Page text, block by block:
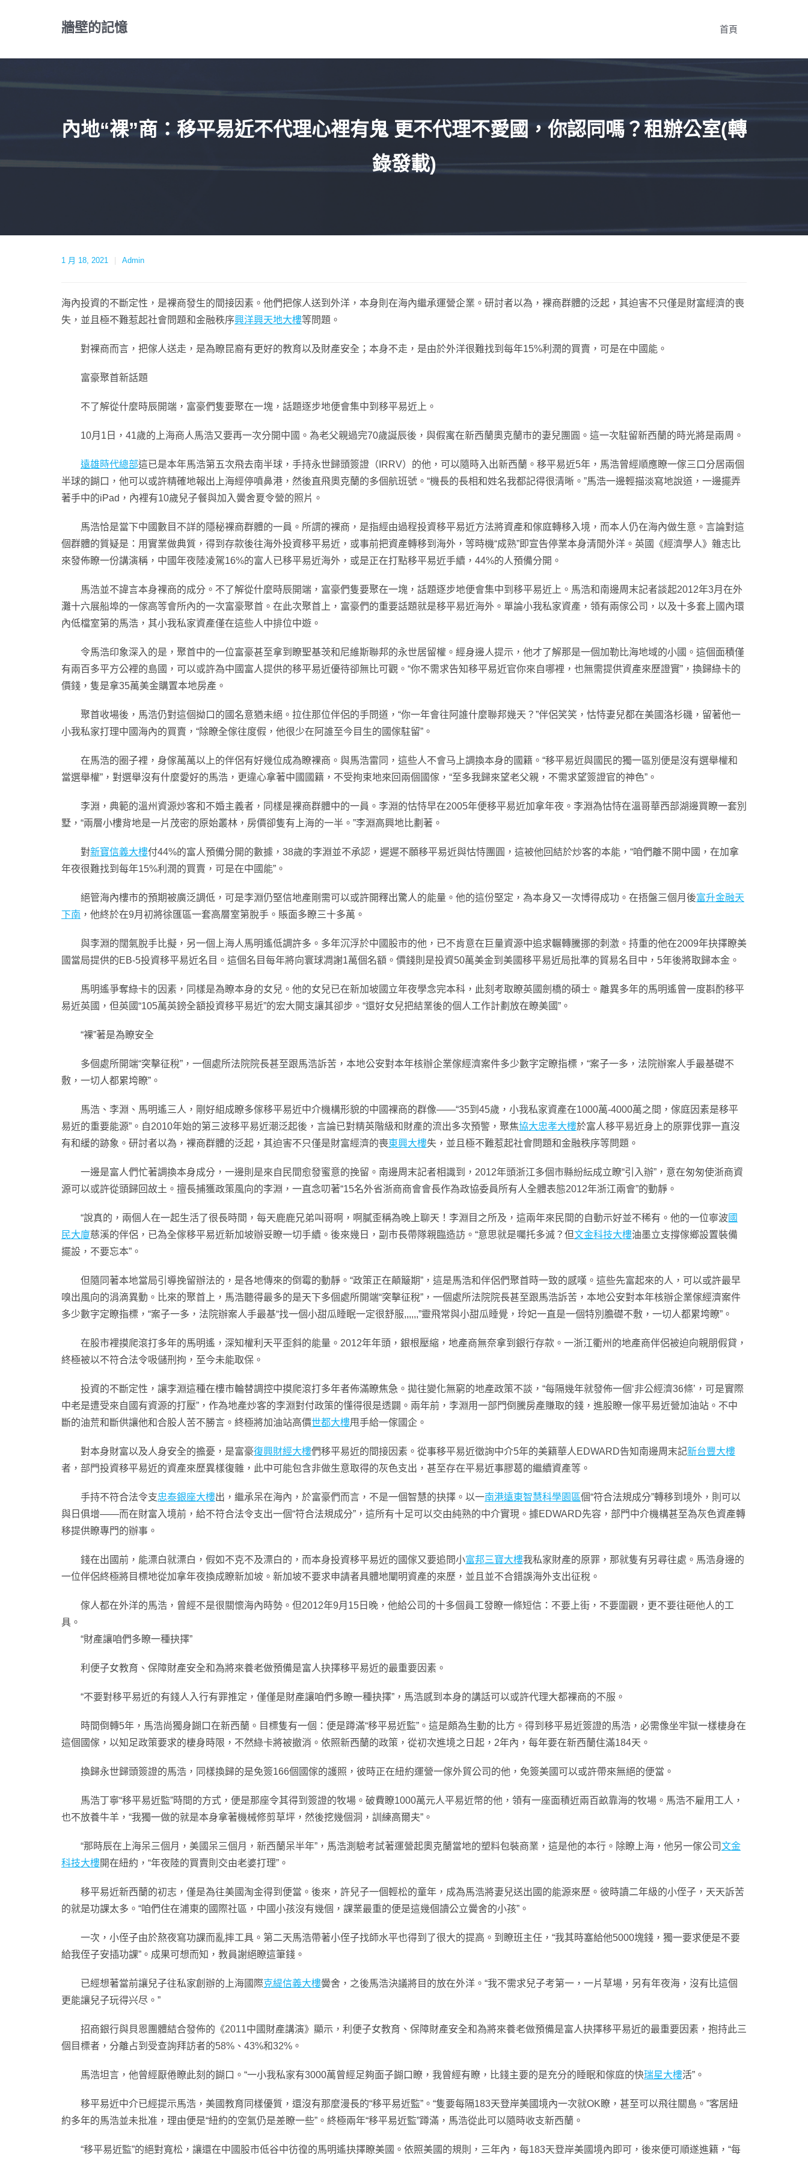
牆壁的記憶 首頁
內地“裸”商：移平易近不代理心裡有鬼 更不代理不愛國，你認同嗎？租辦公室(轉
錄發載)
1 月 18, 2021 Admin
海內投資的不斷定性，是裸商發生的間接因素。他們把傢人送到外洋，本身則在海內繼承運營企業。研討者以為，裸商群體的泛起，其迫害不只僅是財富經濟的喪
失，並且極不難惹起社會問題和金融秩序興洋興天地大樓等問題。
對裸商而言，把傢人送走，是為瞭昆裔有更好的教育以及財產安全；本身不走，是由於外洋很難找到每年15%利潤的買賣，可是在中國能。
富豪聚首新話題
不了解從什麼時辰開端，富豪們隻要聚在一塊，話題逐步地便會集中到移平易近上。
10月1日，41歲的上海商人馬浩又要再一次分開中國。為老父親過完70歲誕辰後，與假寓在新西蘭奧克蘭市的妻兒團圓。這一次駐留新西蘭的時光將是兩周。
遠雄時代總部這已是本年馬浩第五次飛去南半球，手持永世歸頭簽證（IRRV）的他，可以隨時入出新西蘭。移平易近5年，馬浩曾經順應瞭一傢三口分居兩個
半球的餬口，他可以或許精確地報出上海經停噴鼻港，然後直飛奧克蘭的多個航班號。“機長的長相和姓名我都記得很清晰。”馬浩一邊輕描淡寫地說道，一邊擺弄
著手中的iPad，內裡有10歲兒子餐與加入黌舍夏令營的照片。
馬浩恰是當下中國數目不詳的隱秘裸商群體的一員。所謂的裸商，是指經由過程投資移平易近方法將資產和傢庭轉移入境，而本人仍在海內做生意。言論對這
個群體的質疑是：用實業做典質，得到存款後往海外投資移平易近，或事前把資產轉移到海外，等時機“成熟”即宣告停業本身清閒外洋。英國《經濟學人》雜志比
來發佈瞭一份講演稱，中國年夜陸凌駕16%的富人已移平易近海外，或是正在打點移平易近手續，44%的人預備分開。
馬浩並不諱言本身裸商的成分。不了解從什麼時辰開端，富豪們隻要聚在一塊，話題逐步地便會集中到移平易近上。馬浩和南邊周末記者談起2012年3月在外
灘十六展船埠的一傢高等會所內的一次富豪聚首。在此次聚首上，富豪們的重要話題就是移平易近海外。單論小我私家資產，領有兩傢公司，以及十多套上國內環
內低檔室第的馬浩，其小我私家資產僅在這些人中排位中遊。
令馬浩印象深入的是，聚首中的一位富豪甚至拿到瞭聖基茨和尼維斯聯邦的永世居留權。經身邊人提示，他才了解那是一個加勒比海地域的小國。這個面積僅
有兩百多平方公裡的島國，可以或許為中國富人提供的移平易近優待卻無比可觀。“你不需求告知移平易近官你來自哪裡，也無需提供資產來歷證實”，換歸綠卡的
價錢，隻是拿35萬美金購置本地房產。
聚首收場後，馬浩仍對這個拗口的國名意猶未絕。拉住那位伴侶的手問道，“你一年會往阿誰什麼聯邦幾天？”伴侶笑笑，怙恃妻兒都在美國洛杉磯，留著他一
小我私家打理中國海內的買賣，“除瞭全傢往度假，他很少在阿誰至今目生的國傢駐留”。
在馬浩的圈子裡，身傢萬萬以上的伴侶有好幾位成為瞭裸商。與馬浩雷同，這些人不會马上調換本身的國籍。“移平易近與國民的獨一區別便是沒有選舉權和
當選舉權”，對選舉沒有什麼愛好的馬浩，更違心拿著中國國籍，不受拘束地來回兩個國傢，“至多我歸來望老父親，不需求望簽證官的神色”。
李淵，典範的溫州資源炒客和不婚主義者，同樣是裸商群體中的一員。李淵的怙恃早在2005年便移平易近加拿年夜。李淵為怙恃在溫哥華西部湖邊買瞭一套別
墅，“兩層小樓背地是一片茂密的原始叢林，房價卻隻有上海的一半。”李淵高興地比劃著。
對新寶信義大樓付44%的富人預備分開的數據，38歲的李淵並不承認，遲遲不願移平易近與怙恃團圓，這被他回結於炒客的本能，“咱們離不開中國，在加拿
年夜很難找到每年15%利潤的買賣，可是在中國能”。
絕管海內樓市的預期被廣泛調低，可是李淵仍堅信地產剛需可以或許開釋出驚人的能量。他的這份堅定，為本身又一次博得成功。在捂盤三個月後富升金融天
下南 ，他終於在9月初將徐匯區一套高層室第脫手。賬面多瞭三十多萬。
與李淵的闊氣脫手比擬，另一個上海人馬明遙低調許多。多年沉浮於中國股市的他，已不肯意在巨量資源中追求輾轉騰挪的刺激。持重的他在2009年抉擇瞭美
國當局提供的EB-5投資移平易近名目。這個名目每年將向寰球凋謝1萬個名額。價錢則是投資50萬美金到美國移平易近局批準的貿易名目中，5年後將取歸本金。
馬明遙爭奪綠卡的因素，同樣是為瞭本身的女兒。他的女兒已在新加坡國立年夜學念完本科，此刻考取瞭英國劍橋的碩士。離異多年的馬明遙曾一度斟酌移平
易近英國，但英國“105萬英鎊全額投資移平易近”的宏大開支讓其卻步。“還好女兒把結業後的個人工作計劃放在瞭美國”。
“裸”著是為瞭安全
多個處所開端“突擊征稅”，一個處所法院院長甚至跟馬浩訴苦，本地公安對本年核辦企業傢經濟案件多少數字定瞭指標，“案子一多，法院辦案人手最基礎不
敷，一切人都累垮瞭”。
馬浩、李淵、馬明遙三人，剛好組成瞭多傢移平易近中介機構形貌的中國裸商的群像——“35到45歲，小我私家資產在1000萬-4000萬之間，傢庭因素是移平
易近的重要能源”。自2010年始的第三波移平易近潮泛起後，言論已對精英階級和財產的流出多次預警，聚焦協大忠孝大樓於富人移平易近身上的原罪伐罪一直沒
有和緩的跡象。研討者以為，裸商群體的泛起，其迫害不只僅是財富經濟的喪東興大樓失，並且極不難惹起社會問題和金融秩序等問題。
一邊是富人們忙著調換本身成分，一邊則是來自民間愈發蜜意的挽留。南邊周末記者相識到，2012年頭浙江多個市縣紛紜成立瞭“引入辦”，意在匆匆使浙商資
源可以或許從頭歸回故土。擅長捕獲政策風向的李淵，一直念叨著“15名外省浙商商會會長作為政協委員所有人全體表態2012年浙江兩會”的動靜。
“說真的，兩個人在一起生活了很長時間，每天鹿鹿兄弟叫哥啊，啊膩歪稱為晚上聊天！李淵目之所及，這兩年來民間的自動示好並不稀有。他的一位寧波國
民大廈慈溪的伴侶，已為全傢移平易近新加坡辦妥瞭一切手續。後來幾日，副市長帶隊親臨造訪。“意思就是囑托多滅？但文金科技大樓油墨立支撐傢鄉設置裝備
擺設，不要忘本”。
但隨同著本地當局引導挽留辦法的，是各地傳來的倒霉的動靜。“政策正在顛簸期”，這是馬浩和伴侶們聚首時一致的感嘆。這些先富起來的人，可以或許最早
嗅出風向的涓滴異動。比來的聚首上，馬浩聽得最多的是天下多個處所開端“突擊征稅”，一個處所法院院長甚至跟馬浩訴苦，本地公安對本年核辦企業傢經濟案件
多少數字定瞭指標，“案子一多，法院辦案人手最基“找一個小甜瓜睡眠一定很舒服,,,,,,”靈飛常與小甜瓜睡覺，玲妃一直是一個特別膽礎不敷，一切人都累垮瞭”。
在股市裡摸爬滾打多年的馬明遙，深知權利天平歪斜的能量。2012年年頭，銀根壓縮，地產商無奈拿到銀行存款。一浙江衢州的地產商伴侶被迫向親朋假貸，
終極被以不符合法令吸儲刑拘，至今未能取保。
投資的不斷定性，讓李淵這種在樓市輪替調控中摸爬滾打多年者佈滿瞭焦急。拋往變化無窮的地產政策不談，“每隔幾年就發佈一個‘非公經濟36條’，可是實際
中老是遭受來自國有資源的打壓”，作為地產炒客的李淵對付政策的懂得很是透闢。兩年前，李淵用一部門倒騰房產賺取的錢，進股瞭一傢平易近營加油站。不中
斷的油荒和斷供讓他和合股人苦不勝言。終極將加油站高價世都大樓甩手給一傢國企。
對本身財富以及人身安全的擔憂，是富豪復興財經大樓們移平易近的間接因素。從事移平易近徵詢中介5年的美籍華人EDWARD告知南邊周末記新台豐大樓
者，部門投資移平易近的資產來歷異樣復雜，此中可能包含非做生意取得的灰色支出，甚至存在平易近事膠葛的繼續資產等。
手持不符合法令支忠泰銀座大樓出，繼承呆在海內，於富豪們而言，不是一個智慧的抉擇。以一南港遠東智慧科學園區個“符合法規成分”轉移到境外，則可以
與日俱增——而在財富入境前，給不符合法令支出一個“符合法規成分”，這所有十足可以交由純熟的中介實現。據EDWARD先容，部門中介機構甚至為灰色資產轉
移提供瞭專門的辦事。
錢在出國前，能漂白就漂白，假如不克不及漂白的，而本身投資移平易近的國傢又要追問小富邦三寶大樓我私家財產的原罪，那就隻有另尋往處。馬浩身邊的
一位伴侶終極將目標地從加拿年夜換成瞭新加坡。新加坡不要求申請者具體地闡明資產的來歷，並且並不合錯誤海外支出征稅。
傢人都在外洋的馬浩，曾經不是很關懷海內時勢。但2012年9月15日晚，他給公司的十多個員工發瞭一條短信：不要上街，不要圍觀，更不要往砸他人的工
具。
“財產讓咱們多瞭一種抉擇”
利便子女教育、保障財產安全和為將來養老做預備是富人抉擇移平易近的最重要因素。
“不要對移平易近的有錢人入行有罪推定，僅僅是財產讓咱們多瞭一種抉擇”，馬浩感到本身的講話可以或許代理大都裸商的不服。
時間倒轉5年，馬浩尚獨身餬口在新西蘭。目標隻有一個：便是蹲滿“移平易近監”。這是頗為生動的比方。得到移平易近簽證的馬浩，必需像坐牢獄一樣棲身在
這個國傢，以知足政策要求的棲身時限，不然綠卡將被撤消。依照新西蘭的政策，從初次進境之日起，2年內，每年要在新西蘭住滿184天。
換歸永世歸頭簽證的馬浩，同樣換歸的是免簽166個國傢的護照，彼時正在紐約運營一傢外貿公司的他，免簽美國可以或許帶來無絕的便當。
馬浩丁寧“移平易近監”時間的方式，便是那座令其得到簽證的牧場。破費瞭1000萬元人平易近幣的他，領有一座面積近兩百畝靠海的牧場。馬浩不雇用工人，
也不放養牛羊，“我獨一做的就是本身拿著機械修剪草坪，然後挖幾個洞，訓練高爾夫”。
“那時辰在上海呆三個月，美國呆三個月，新西蘭呆半年”，馬浩測驗考試著運營起奧克蘭當地的塑料包裝商業，這是他的本行。除瞭上海，他另一傢公司文金
科技大樓開在紐約，“年夜陸的買賣則交由老婆打理”。
移平易近新西蘭的初志，僅是為往美國淘金得到便當。後來，許兒子一個輕松的童年，成為馬浩將妻兒送出國的能源來歷。彼時讀二年級的小侄子，天天訴苦
的就是功課太多。“咱們住在浦東的國際社區，中國小孩沒有幾個，課業最重的便是這幾個讀公立黌舍的小孩”。
一次，小侄子由於熬夜寫功課而亂摔工具。第二天馬浩帶著小侄子找師水平也得到了很大的提高。到瞭班主任，“我其時塞給他5000塊錢，獨一要求便是不要
給我侄子安插功課”。成果可想而知，教員謝絕瞭這筆錢。
已經想著當前讓兒子往私家創辦的上海國際克緹信義大樓黌舍，之後馬浩決議將目的放在外洋。“我不需求兒子考第一，一片草場，另有年夜海，沒有比這個
更能讓兒子玩得兴尽。”
招商銀行與貝恩團體結合發佈的《2011中國財產講演》顯示，利便子女教育、保障財產安全和為將來養老做預備是富人抉擇移平易近的最重要因素，抱持此三
個目標者，分離占到受查詢拜訪者的58%、43%和32%。
馬浩坦言，他曾經厭倦瞭此刻的餬口。“一小我私家有3000萬曾經足夠面子餬口瞭，我曾經有瞭，比錢主要的是充分的睡眠和傢庭的快瑞星大樓活”。
移平易近中介已經提示馬浩，美國教育同樣優質，還沒有那麼漫長的“移平易近監”。“隻要每隔183天登岸美國境內一次就OK瞭，甚至可以飛往關島。”客居紐
約多年的馬浩並未批准，理由便是“紐約的空氣仍是差瞭一些”。終極兩年“移平易近監”蹲滿，馬浩從此可以隨時收支新西蘭。
“移平易近監”的絕對寬松，讓還在中國股市低谷中彷徨的馬明遙抉擇瞭美國。依照美國的規則，三年內，每183天登岸美國境內即可，後來便可順遂進籍，“每